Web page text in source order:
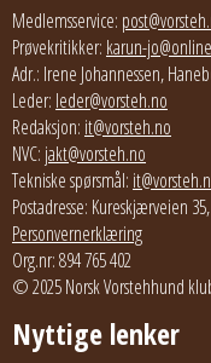
Medlemsservice:
Prøvekritikker: karun-
Adr.: Irene Johannessen,
Leder: leder@vorsteh.no
Redaksjon: it@vorsteh.no
NVC: jakt@vorsteh.no
Tekniske spørsmål:
Postadresse: Kureskjærveien
Personvernerklæring
Org.nr: 894 765 402
© 2025 Norsk Vorstehhund
Nyttige lenker